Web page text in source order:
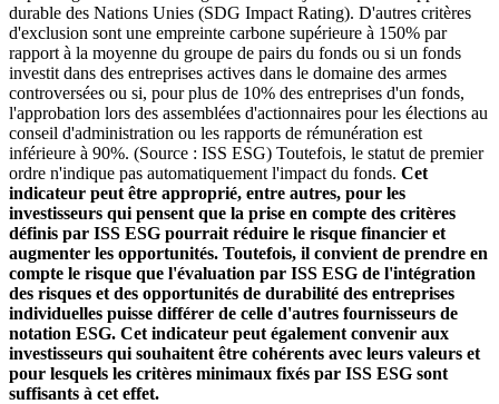
durable des Nations Unies (SDG Impact Rating). D'autres critères
d'exclusion sont une empreinte carbone supérieure à 150% par
rapport à la moyenne du groupe de pairs du fonds ou si un fonds
investit dans des entreprises actives dans le domaine des armes
controversées ou si, pour plus de 10% des entreprises d'un fonds,
l'approbation lors des assemblées d'actionnaires pour les élections au
conseil d'administration ou les rapports de rémunération est
inférieure à 90%. (Source : ISS ESG) Toutefois, le statut de premier
ordre n'indique pas automatiquement l'impact du fonds. Cet
indicateur peut être approprié, entre autres, pour les
investisseurs qui pensent que la prise en compte des critères
définis par ISS ESG pourrait réduire le risque financier et
augmenter les opportunités. Toutefois, il convient de prendre en
compte le risque que l'évaluation par ISS ESG de l'intégration
des risques et des opportunités de durabilité des entreprises
individuelles puisse différer de celle d'autres fournisseurs de
notation ESG. Cet indicateur peut également convenir aux
investisseurs qui souhaitent être cohérents avec leurs valeurs et
pour lesquels les critères minimaux fixés par ISS ESG sont
suffisants à cet effet.